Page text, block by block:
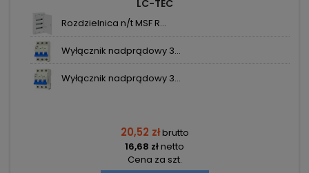
LC-TEC
Rozdzielnica n/t MSF R...
Wyłącznik nadprądowy 3...
Wyłącznik nadprądowy 3...
20,52 złbrutto
16,68 złnetto
Cena za szt.